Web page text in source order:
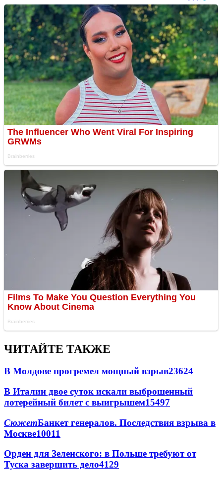
ЧИТАЙТЕ ТАКЖЕ
В Молдове прогремел мощный взрыв23624
В Италии двое суток искали выброшенный
лотерейный билет с выигрышем15497
СюжетБанкет генералов. Последствия взрыва в
Москве10011
Орден для Зеленского: в Польше требуют от
Туска завершить дело4129